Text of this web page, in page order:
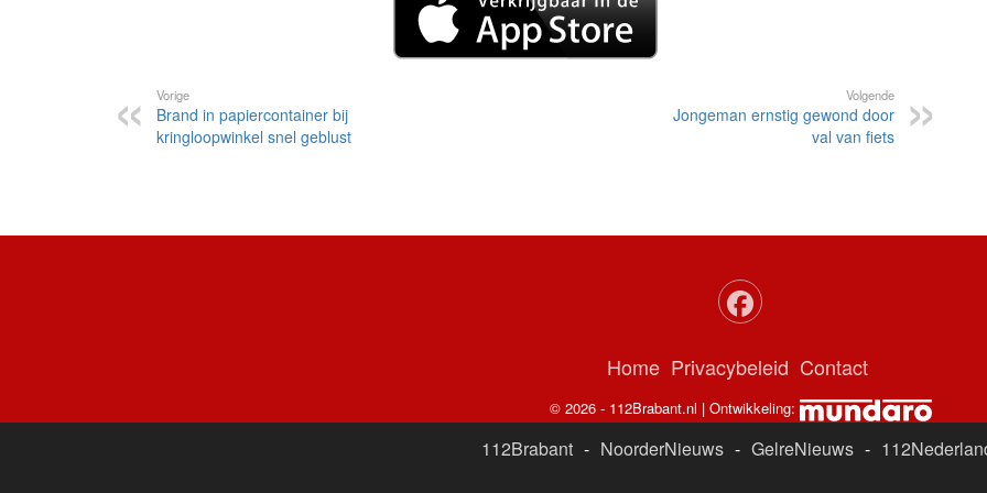
Vorige
Brand in papiercontainer bij
kringloopwinkel snel geblust
Volgende
Jongeman ernstig gewond door
val van fiets
Home Privacybeleid Contact
© 2026 - 112Brabant.nl | Ontwikkeling:
112Brabant - NoorderNieuws - GelreNieuws -